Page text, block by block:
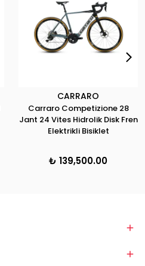
CARRARO
Carraro Competizione 28
Jant 24 Vites Hidrolik Disk Fren
Elektrikli Bisiklet
₺ 139,500.00